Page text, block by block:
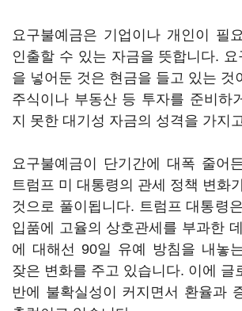
요구불예금은 기업이나 개인이 필
인출할 수 있는 자금을 뜻합니다.
을 넣어둔 것은 현금을 들고 있는 것
주식이나 부동산 등 투자를 준비하
지 못한 대기성 자금의 성격을 가지
요구불예금이 단기간에 대폭 줄어
트럼프 미 대통령의 관세 정책 변화
것으로 풀이됩니다. 트럼프 대통령
입품에 고율의 상호관세를 부과한
에 대해선 90일 유예 방침을 내놓
잦은 변화를 주고 있습니다. 이에 글
반에 불확실성이 커지면서 환율과